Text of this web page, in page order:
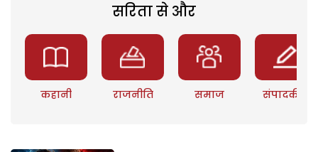
सरिता से और
कहानी राजनीति समाज संपादकीय